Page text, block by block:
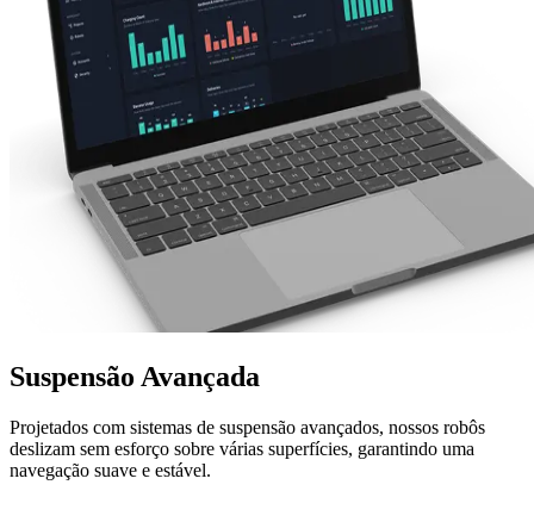
Suspensão Avançada
Projetados com sistemas de suspensão avançados, nossos robôs
deslizam sem esforço sobre várias superfícies, garantindo uma
navegação suave e estável.